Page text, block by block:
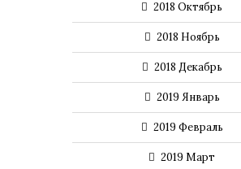
2018 Октябрь
2018 Ноябрь
2018 Декабрь
2019 Январь
2019 Февраль
2019 Март